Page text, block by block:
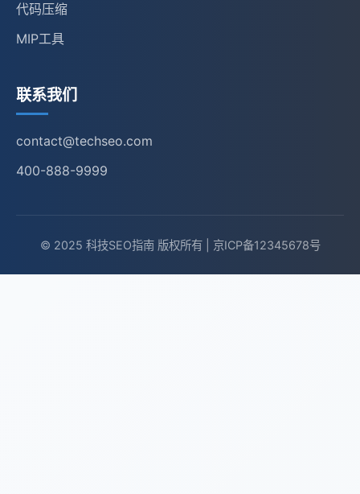
代码压缩
MIP工具
联系我们
contact@techseo.com
400-888-9999
© 2025 科技SEO指南 版权所有 | 京ICP备12345678号